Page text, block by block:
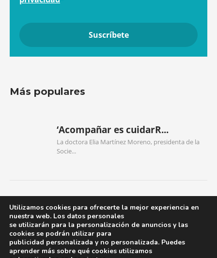
Más populares
‘Acompañar es cuidarR...
La doctora Elia Martínez Moreno, presidenta de la
Socie...
Nueva edición del ‘Manua...
La Sociedad Española de Geriatría y Gerontología
(SEGG)...
Utilizamos cookies para ofrecerte la mejor experiencia en
nuestra web. Los datos personales
se utilizarán para la personalización de anuncios y las
cookies se podrán utilizar para
publicidad personalizada y no personalizada. Puedes
aprender más sobre qué cookies utilizamos